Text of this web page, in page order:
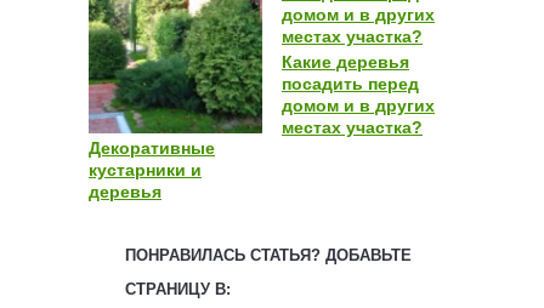
Декоративные
кустарники и
деревья
Какие деревья
посадить перед
домом и в других
местах участка?
ПОНРАВИЛАСЬ СТАТЬЯ? ДОБАВЬТЕ
СТРАНИЦУ В: